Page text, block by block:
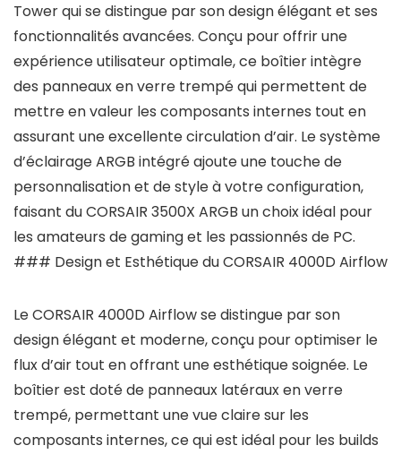
Tower qui se distingue par son design élégant et ses
fonctionnalités avancées. Conçu pour offrir une
expérience utilisateur optimale, ce boîtier intègre
des panneaux en verre trempé qui permettent de
mettre en valeur les composants internes tout en
assurant une excellente circulation d’air. Le système
d’éclairage ARGB intégré ajoute une touche de
personnalisation et de style à votre configuration,
faisant du CORSAIR 3500X ARGB un choix idéal pour
les amateurs de gaming et les passionnés de PC.
### Design et Esthétique du CORSAIR 4000D Airflow
Le CORSAIR 4000D Airflow se distingue par son
design élégant et moderne, conçu pour optimiser le
flux d’air tout en offrant une esthétique soignée. Le
boîtier est doté de panneaux latéraux en verre
trempé, permettant une vue claire sur les
composants internes, ce qui est idéal pour les builds